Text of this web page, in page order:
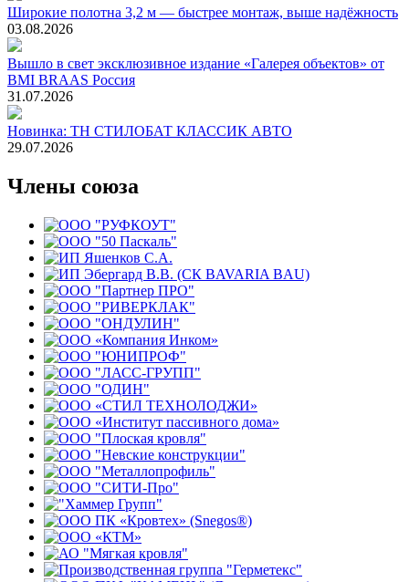
Широкие полотна 3,2 м — быстрее монтаж, выше надёжность
03.08.2026
Вышло в свет эксклюзивное издание «Галерея объектов» от
BMI BRAAS Россия
31.07.2026
Новинка: ТН СТИЛОБАТ КЛАССИК АВТО
29.07.2026
Члены союза